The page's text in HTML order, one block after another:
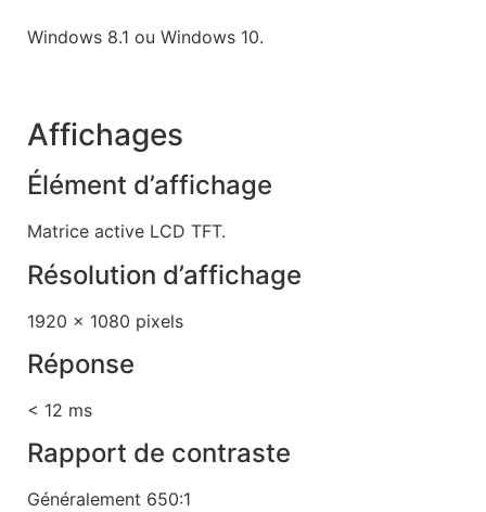
Windows 8.1 ou Windows 10.
Affichages
Élément d’affichage
Matrice active LCD TFT.
Résolution d’affichage
1920 x 1080 pixels
Réponse
< 12 ms
Rapport de contraste
Généralement 650:1